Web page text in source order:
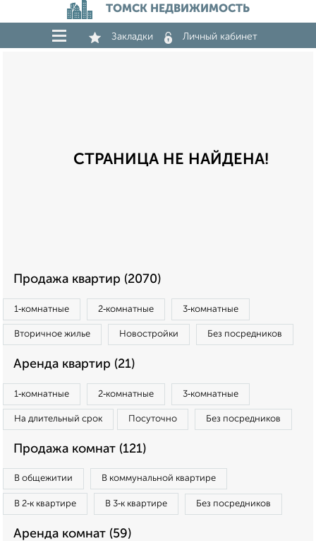
ТОМСК НЕДВИЖИМОСТЬ
Закладки Личный кабинет
СТРАНИЦА НЕ НАЙДЕНА!
Продажа квартир (2070)
1‑комнатные 2‑комнатные 3‑комнатные
Вторичное жилье Новостройки Без посредников
Аренда квартир (21)
1‑комнатные 2‑комнатные 3‑комнатные
На длительный срок Посуточно Без посредников
Продажа комнат (121)
В общежитии В коммунальной квартире
В 2‑к квартире В 3‑к квартире Без посредников
Аренда комнат (59)